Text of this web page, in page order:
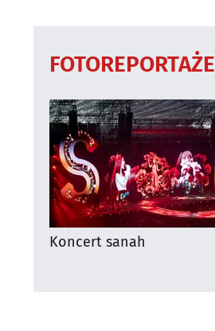
FOTOREPORTAŻE
Koncert sanah